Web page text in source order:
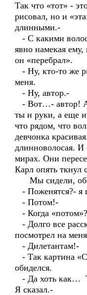
Так что «тот» -
рисовал, но и
длинными.-
- С какими
явно намекая
он «перебрал».
- Ну, кто-то же
меня.
- Ну, автор.-
- Вот…- автор! А
ты и руки, а еще
что рядом, что
девчонка
длинноволосая.
мирах. Они
Карл опять ткнул
Мы сидели, оба
- Поженятся?- я
- Потом!-
- Когда
- Долго все
посмотрел на
- Дилетантам!-
- Так картина
обиделся.
- Да хоть как…
Я сказал.-